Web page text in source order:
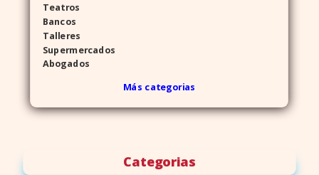
Teatros
Bancos
Talleres
Supermercados
Abogados
Más categorias
Categorias